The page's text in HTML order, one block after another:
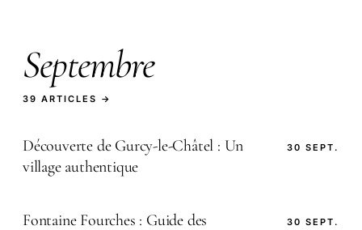
Septembre
39 ARTICLES →
Découverte de Gurcy-le-Châtel : Un
village authentique
30 SEPT.
Fontaine Fourches : Guide des 30 SEPT.